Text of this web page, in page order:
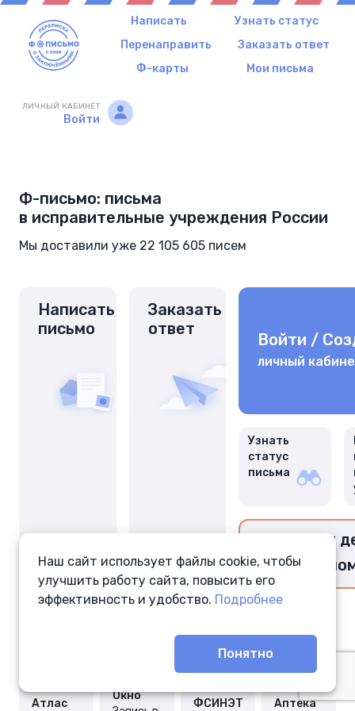
Написать
Узнать статус
Перенаправить
Заказать ответ
Ф-карты
Мои письма
ЛИЧНЫЙ КАБИНЕТ
Войти
Ф-письмо: письма
в исправительные учреждения России
Мы доставили уже 22 105 605 писем
Написать
письмо
Заказать
ответ
Войти /
личный
Узнать
статус
письма
Перевести
Атлас
Окно
ФСИНЭТ Аптека
Наш сайт использует файлы cookie, чтобы
улучшить работу сайта, повысить его
эффективность и удобство. Подробнее
Понятно